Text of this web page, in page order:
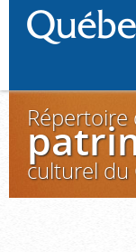
Répertoire
culturel du